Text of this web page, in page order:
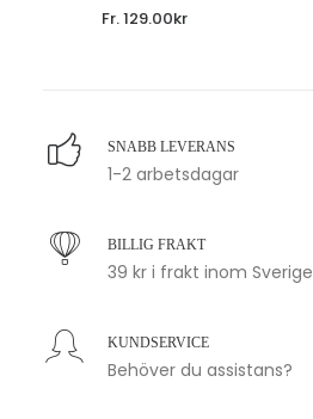
Fr.129.00kr
SNABB LEVERANS
1-2 arbetsdagar
BILLIG FRAKT
39 kr i frakt inom Sverige
KUNDSERVICE
Behöver du assistans?